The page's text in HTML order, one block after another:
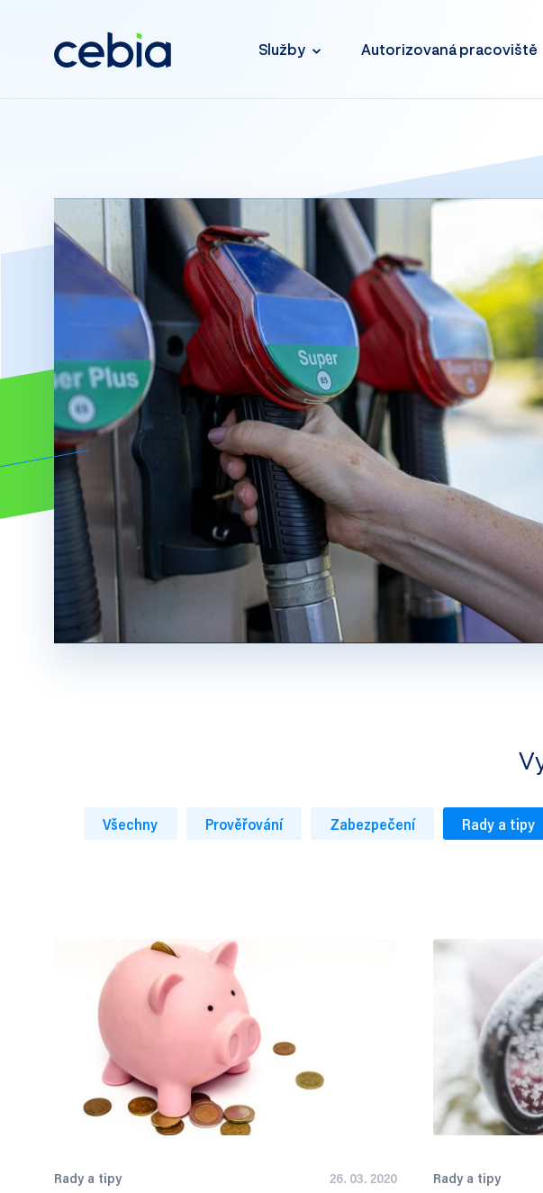
Služby Autorizovaná pracoviště
Všechny Prověřování Zabezpečení Rady a tipy
Rady a tipy 26. 03. 2020 Rady a tipy